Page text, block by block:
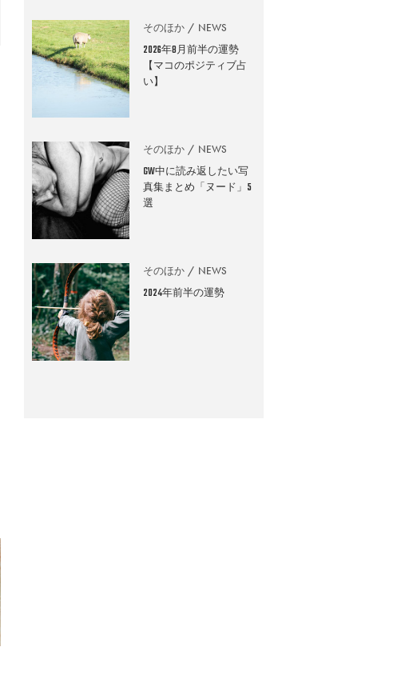
そのほか NEWS
2026年8月前半の運勢
【マコのポジティブ占
い】
そのほか NEWS
GW中に読み返したい写
真集まとめ「ヌード」5
選
そのほか NEWS
2024年前半の運勢